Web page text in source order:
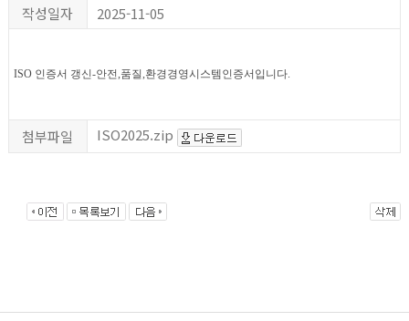
작성일자
2025-11-05
ISO 인증서 갱신-안전,품질,환경경영시스템인증서입니다.
첨부파일 ISO2025.zip